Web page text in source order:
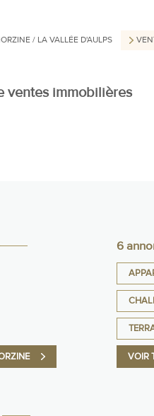
/ LA VALLÉE D'AULPS
ventes immobilières
6
VOIR